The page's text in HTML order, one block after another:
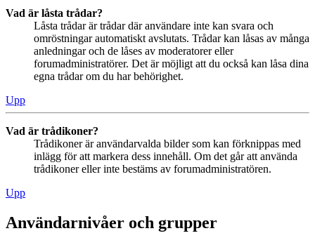
Vad är låsta trådar?
Låsta trådar är trådar där användare inte kan svara och
omröstningar automatiskt avslutats. Trådar kan låsas av många
anledningar och de låses av moderatorer eller
forumadministratörer. Det är möjligt att du också kan låsa dina
egna trådar om du har behörighet.
Upp
Vad är trådikoner?
Trådikoner är användarvalda bilder som kan förknippas med
inlägg för att markera dess innehåll. Om det går att använda
trådikoner eller inte bestäms av forumadministratören.
Upp
Användarnivåer och grupper